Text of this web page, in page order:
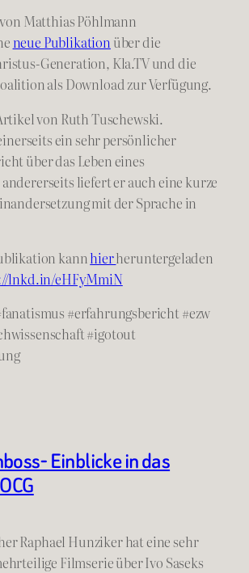
Matthias Pöhlmann
neue Publikation über die
Generation, Kla.TV und die
als Download zur Verfügung.
von Ruth Tuschewski.
ein sehr persönlicher
über das Leben eines
liefert er auch eine kurze
mit der Sprache in
kannhierheruntergeladen
lnkd.in/eHFyMmiN
#erfahrungsbericht #ezw
#igotout
Einblicke in das
Raphael Hunziker hat eine sehr
Filmserie über Ivo Saseks